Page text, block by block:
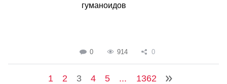
гуманоидов
0 914 0
1 2 3 4 5 ... 1362